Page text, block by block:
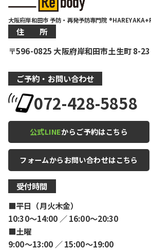
大阪府岸和田市 予防・再発予防専門院
住 所
〒596-0825 大阪府岸和田市土生町 8-
ご予約・お問い合わせ
072-428-5858
公式LINEからご予約はこちら
フォームからお問い合わせはこちら
受付時間
■平日（月火木金）
10:30〜14:00 ／ 16:00〜20:30
■土曜
9:00〜13:00 ／ 15:00〜19:00